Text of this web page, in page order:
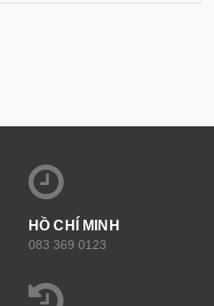
HỒ CHÍ MINH
083 369 0123